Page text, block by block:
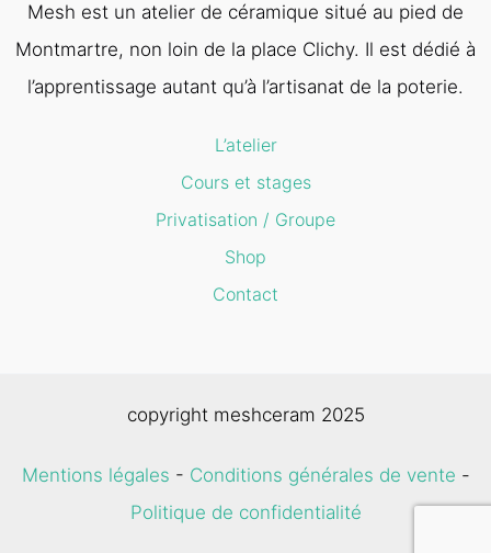
Mesh est un atelier de céramique situé au pied de
Montmartre, non loin de la place Clichy. Il est dédié à
l’apprentissage autant qu’à l’artisanat de la poterie.
L’atelier
Cours et stages
Privatisation / Groupe
Shop
Contact
copyright meshceram 2025
Mentions légales - Conditions générales de vente -
Politique de confidentialité